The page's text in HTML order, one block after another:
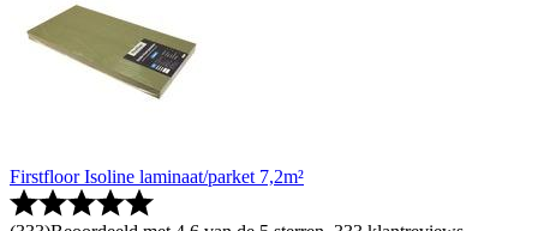
Firstfloor Isoline laminaat/parket 7,2m²